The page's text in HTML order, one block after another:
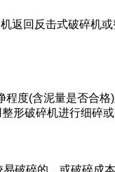
返回反击式破碎机或
度(含泥量是否合
形破碎机进行细碎
破碎的，或破碎成